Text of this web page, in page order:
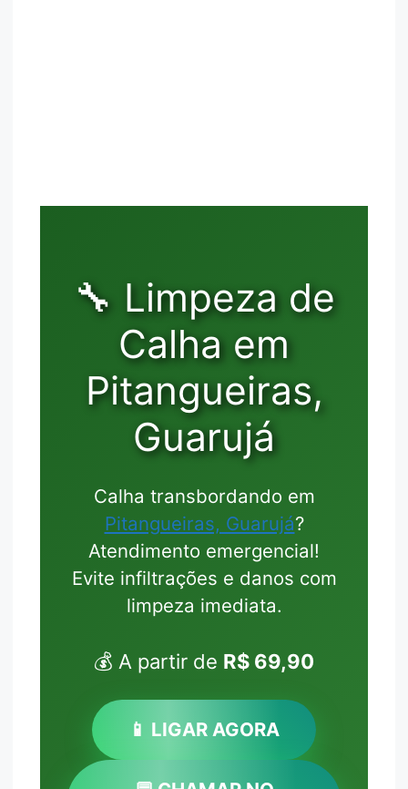
🔧 Limpeza de
Calha em
Pitangueiras,
Guarujá
Calha transbordando em
Pitangueiras, Guarujá?
Atendimento emergencial!
Evite infiltrações e danos com
limpeza imediata.
💰 A partir de R$ 69,90
📱 LIGAR AGORA